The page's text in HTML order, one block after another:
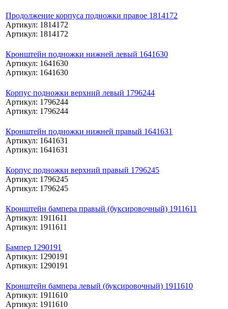
Продолжение корпуса подножки правое 1814172
Артикул: 1814172
Артикул: 1814172
Кронштейн подножки нижней левый 1641630
Артикул: 1641630
Артикул: 1641630
Корпус подножки верхний левый 1796244
Артикул: 1796244
Артикул: 1796244
Кронштейн подножки нижней правый 1641631
Артикул: 1641631
Артикул: 1641631
Корпус подножки верхний правый 1796245
Артикул: 1796245
Артикул: 1796245
Кронштейн бампера правый (буксировочный) 1911611
Артикул: 1911611
Артикул: 1911611
Бампер 1290191
Артикул: 1290191
Артикул: 1290191
Кронштейн бампера левый (буксировочный) 1911610
Артикул: 1911610
Артикул: 1911610